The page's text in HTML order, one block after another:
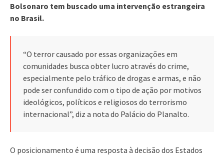
Bolsonaro tem buscado uma intervenção estrangeira
no Brasil.
“O terror causado por essas organizações em
comunidades busca obter lucro através do crime,
especialmente pelo tráfico de drogas e armas, e não
pode ser confundido com o tipo de ação por motivos
ideológicos, políticos e religiosos do terrorismo
internacional”, diz a nota do Palácio do Planalto.
O posicionamento é uma resposta à decisão dos Estados